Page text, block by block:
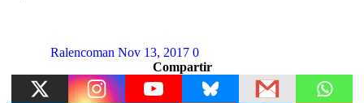
Ralencoman Nov 13, 2017 0
Compartir